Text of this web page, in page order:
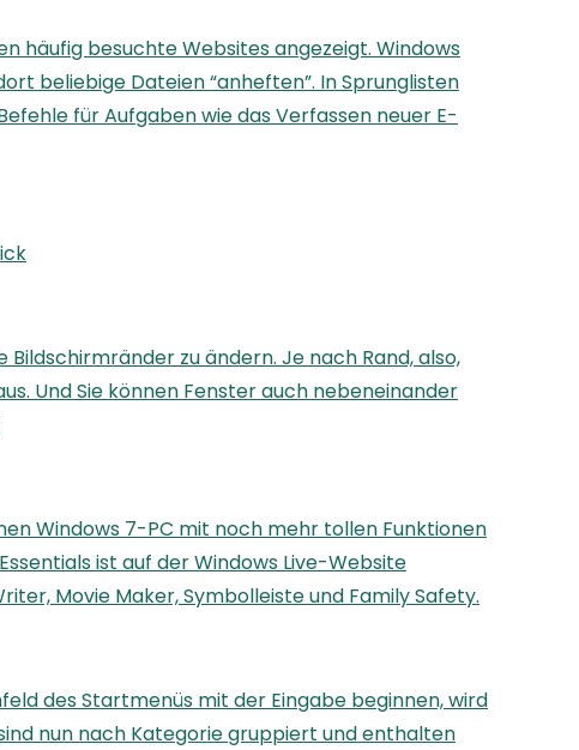
häufig besuchte Websites angezeigt. Windows
beliebige Dateien “anheften”. In Sprunglisten
für Aufgaben wie das Verfassen neuer E-
zu ändern. Je nach Rand, also,
Und Sie können Fenster auch nebeneinander
Windows 7-PC mit noch mehr tollen Funktionen
ist auf der Windows Live-Website
Movie Maker, Symbolleiste und Family Safety.
des Startmenüs mit der Eingabe beginnen, wird
nun nach Kategorie gruppiert und enthalten